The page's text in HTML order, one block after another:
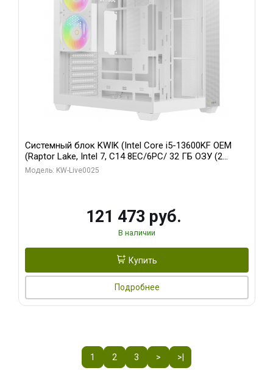
Системный блок KWIK (Intel Core i5-13600KF OEM
(Raptor Lake, Intel 7, C14 8EC/6PC/ 32 ГБ ОЗУ (2
модуля)/ Gigabyte RTX5060 WINDFORCE OC 8GB
Модель: KW-Live0025
121 473 руб.
В наличии
Купить
Подробнее
1 2 3 > >|